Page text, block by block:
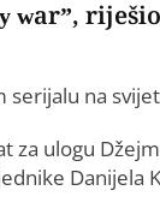
na
za ulogu
Danijela